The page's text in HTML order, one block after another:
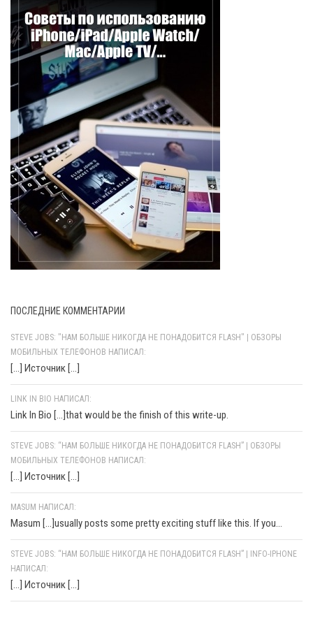
ПОСЛЕДНИЕ КОММЕНТАРИИ
STEVE JOBS: "НАМ БОЛЬШЕ НИКОГДА НЕ ПОНАДОБИТСЯ FLASH" | ОБЗОРЫ
МОБИЛЬНЫХ ТЕЛЕФОНОВ НАПИСАЛ:
[…] Источник […]
LINK IN BIO НАПИСАЛ:
Link In Bio [...]that would be the finish of this write-up.
STEVE JOBS: “НАМ БОЛЬШЕ НИКОГДА НЕ ПОНАДОБИТСЯ FLASH” | ОБЗОРЫ
МОБИЛЬНЫХ ТЕЛЕФОНОВ НАПИСАЛ:
[…] Источник […]
MASUM НАПИСАЛ:
Masum [...]usually posts some pretty exciting stuff like this. If you...
STEVE JOBS: “НАМ БОЛЬШЕ НИКОГДА НЕ ПОНАДОБИТСЯ FLASH” | INFO-IPHONE
НАПИСАЛ:
[…] Источник […]